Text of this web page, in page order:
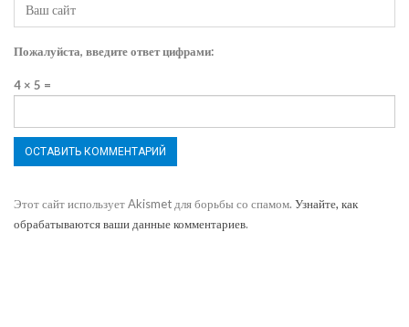
Пожалуйста, введите ответ цифрами:
4 × 5 =
Этот сайт использует Akismet для борьбы со спамом. Узнайте, как
обрабатываются ваши данные комментариев.